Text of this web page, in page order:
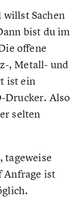
Sachen
bist du im
offene
, Metall- und
ist ein
Drucker. Also
selten
tageweise
Anfrage ist